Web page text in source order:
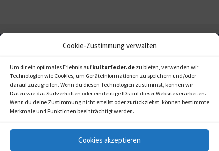
Cookie-Zustimmung verwalten
Um dir ein optimales Erlebnis aufkulturfeder.de zu bieten, verwenden wir
Technologien wie Cookies, um Geräteinformationen zu speichern und/oder
darauf zuzugreifen. Wenn du diesen Technologien zustimmst, können wir
Daten wie das Surfverhalten oder eindeutige IDs auf dieser Website verarbeiten.
Wenn du deine Zustimmung nicht erteilst oder zurückziehst, können bestimmte
Merkmale und Funktionen beeinträchtigt werden.
Cookies akzeptieren